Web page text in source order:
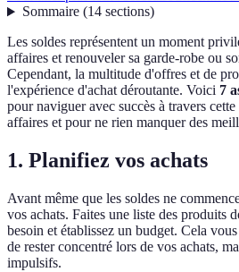
Sommaire(14 sections)
Les soldes représentent un moment
affaires et renouveler sa garde-robe ou
Cependant, la multitude d'offres et de
l'expérience d'achat déroutante. Voici 7
pour naviguer avec succès à travers
affaires et pour ne rien manquer des
1. Planifiez vos achats
Avant même que les soldes ne
vos achats. Faites une liste des produits
besoin et établissez un budget. Cela
de rester concentré lors de vos achats,
impulsifs.